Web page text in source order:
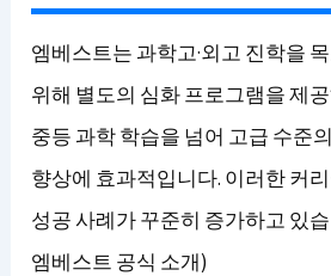
엠베스트는 과학고·외고 진학을
위해 별도의 심화 프로그램을 제
중등 과학 학습을 넘어 고급 수준
향상에 효과적입니다. 이러한 커
성공 사례가 꾸준히 증가하고 있
엠베스트 공식 소개)